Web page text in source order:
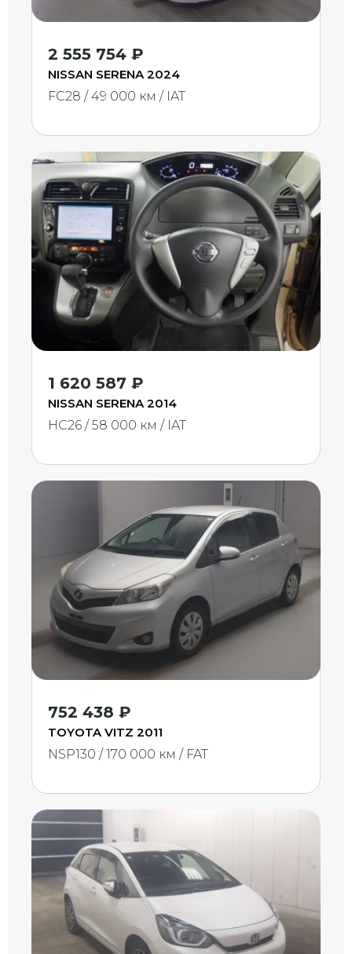
2 555 754 ₽
NISSAN SERENA 2024
FC28 / 49 000 км / IAT
1 620 587 ₽
NISSAN SERENA 2014
HC26 / 58 000 км / IAT
752 438 ₽
TOYOTA VITZ 2011
NSP130 / 170 000 км / FAT